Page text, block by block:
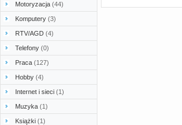
Motoryzacja (44)
Komputery (3)
RTV/AGD (4)
Telefony (0)
Praca (127)
Hobby (4)
Internet i sieci (1)
Muzyka (1)
Książki (1)